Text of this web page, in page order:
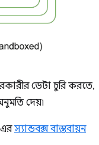
ডেটা চুরি করতে,
দেয়৷
স্যান্ডবক্স বাস্তবায়ন